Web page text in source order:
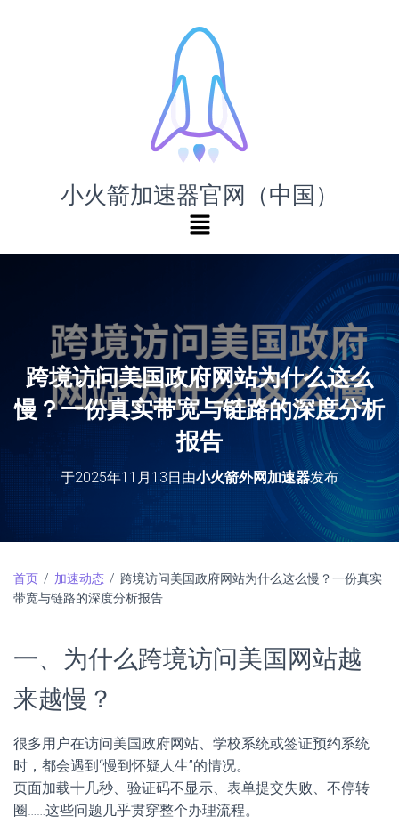
小火箭加速器官网（中国）
跨境访问美国政府网站为什么这么
慢？一份真实带宽与链路的深度分析
报告
于2025年11月13日 由小火箭外网加速器发布
首页 / 加速动态 / 跨境访问美国政府网站为什么这么慢？一份真实
带宽与链路的深度分析报告
一、为什么跨境访问美国网站越
来越慢？
很多用户在访问美国政府网站、学校系统或签证预约系统
时，都会遇到“慢到怀疑人生”的情况。
页面加载十几秒、验证码不显示、表单提交失败、不停转
圈……这些问题几乎贯穿整个办理流程。